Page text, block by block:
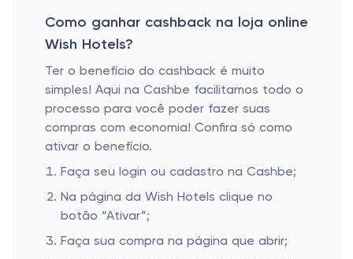
Como ganhar cashback na loja online
Wish Hotels?
Ter o benefício do cashback é muito
simples! Aqui na Cashbe facilitamos todo o
processo para você poder fazer suas
compras com economia! Confira só como
ativar o benefício.
Faça seu login ou cadastro na Cashbe;
Na página da Wish Hotels clique no
botão “Ativar”;
Faça sua compra na página que abrir;